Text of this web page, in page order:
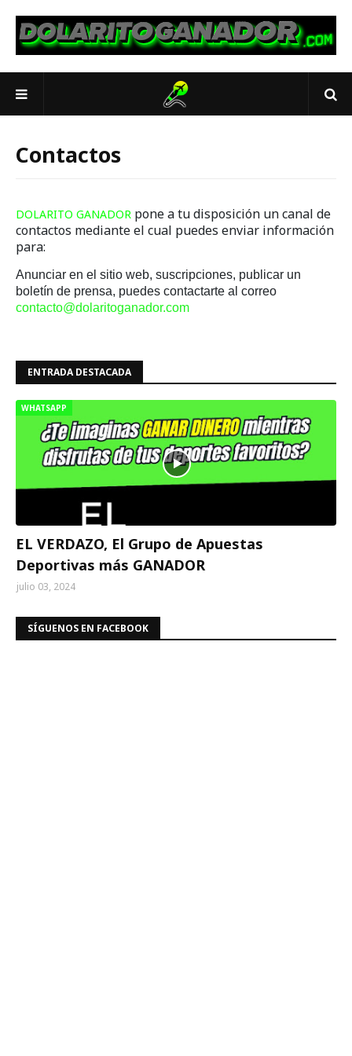
Contactos
DOLARITO GANADOR pone a tu disposición un canal de
contactos mediante el cual puedes enviar información
para:
Anunciar en el sitio web, suscripciones, publicar un
boletín de prensa, puedes contactarte al correo
contacto@dolaritoganador.com
ENTRADA DESTACADA
WHATSAPP
EL VERDAZO, El Grupo de Apuestas
Deportivas más GANADOR
julio 03, 2024
SÍGUENOS EN FACEBOOK